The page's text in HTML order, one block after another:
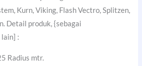
Kurn, Viking, Flash Vectro, Splitzen,
Detail produk, {sebagai
:
Radius mtr.